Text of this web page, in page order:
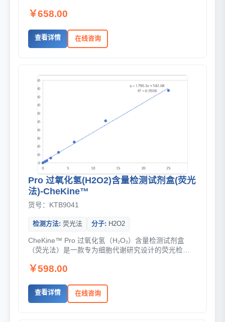
￥658.00
查看详情 在线咨询
Pro 过氧化氢(H2O2)含量检测试剂盒(荧光
法)-CheKine™
货号：KTB9041
检测方法: 荧光法 分子: H2O2
CheKine™ Pro 过氧化氢（H₂O₂）含量检测试剂盒
（荧光法）是一款专为细胞代谢研究设计的荧光检测
￥598.00
查看详情 在线咨询